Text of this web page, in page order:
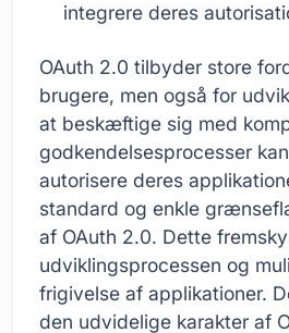
integrere deres
OAuth 2.0 tilbyder store
brugere, men også for
at beskæftige sig med
godkendelsesprocesser
autorisere deres
standard og enkle
af OAuth 2.0. Dette
udviklingsprocessen og
frigivelse af applikationer.
den udvidelige karakter af